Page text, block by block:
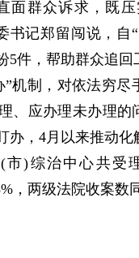
群众诉求，既压
书记郑留闯说，自
件，帮助群众追回
制，对依法穷尽
、应办理未办理
，4月以来推动化
综治中心共受理
，两级法院收案数